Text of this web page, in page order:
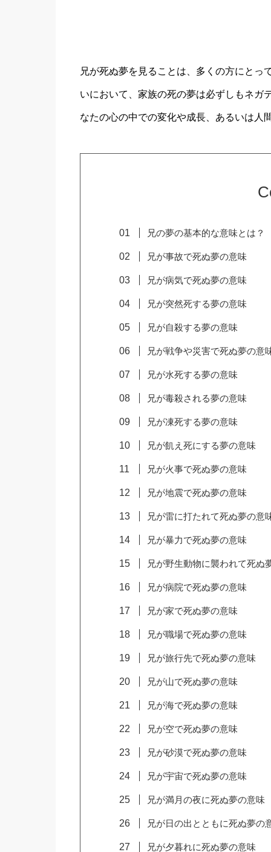
兄が死ぬ夢を見ることは、多くの方にとっ
いにおいて、家族の死の夢は必ずしもネガ
なたの心の中での変化や成長、あるいは人
兄の夢の基本的な意味とは？
兄が事故で死ぬ夢の意味
兄が病気で死ぬ夢の意味
兄が突然死する夢の意味
兄が自殺する夢の意味
兄が戦争や災害で死ぬ夢の意
兄が水死する夢の意味
兄が毒殺される夢の意味
兄が凍死する夢の意味
兄が飢え死にする夢の意味
兄が火事で死ぬ夢の意味
兄が地震で死ぬ夢の意味
兄が雷に打たれて死ぬ夢の意
兄が暴力で死ぬ夢の意味
兄が野生動物に襲われて死ぬ
兄が病院で死ぬ夢の意味
兄が家で死ぬ夢の意味
兄が職場で死ぬ夢の意味
兄が旅行先で死ぬ夢の意味
兄が山で死ぬ夢の意味
兄が海で死ぬ夢の意味
兄が空で死ぬ夢の意味
兄が砂漠で死ぬ夢の意味
兄が宇宙で死ぬ夢の意味
兄が満月の夜に死ぬ夢の意味
兄が日の出とともに死ぬ夢の
兄が夕暮れに死ぬ夢の意味